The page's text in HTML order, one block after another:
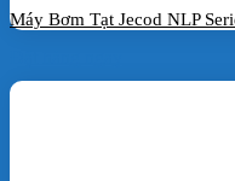
Máy Bơm Tạt Jecod NLP